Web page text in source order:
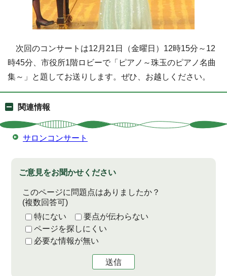
次回のコンサートは12月21日（金曜日）12時15分～12
時45分、市役所1階ロビーで「ピアノ～珠玉のピアノ名曲
集～」と題してお送りします。ぜひ、お越しください。
関連情報
サロンコンサート
ご意見をお聞かせください
このページに問題点はありましたか？
(複数回答可)
特にない
要点が伝わらない
ページを探しにくい
必要な情報が無い
送信